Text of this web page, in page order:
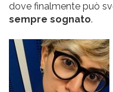
dove finalmente può
sempre sognato.